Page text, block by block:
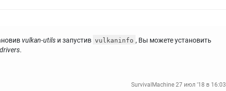
vulkan-utils и запустив vulkaninfo , Вы можете установить
.
SurvivalMachine 27 июл '18 в 16:03